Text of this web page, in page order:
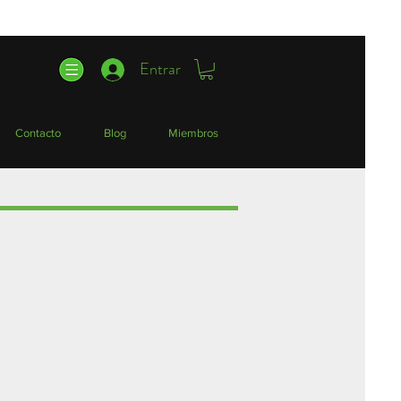
Entrar
Contacto Blog Miembros